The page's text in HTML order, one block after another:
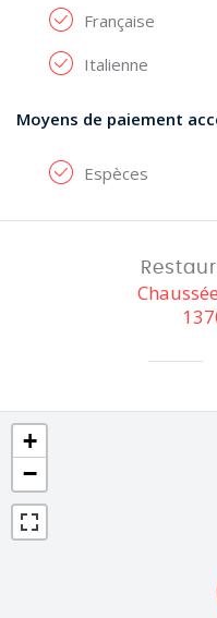
Française
Italienne
Moyens de paiement
Espèces
+
−